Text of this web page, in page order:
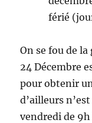
férié
On se fou de
24 Décembre
pour obtenir
d’ailleurs
vendredi de